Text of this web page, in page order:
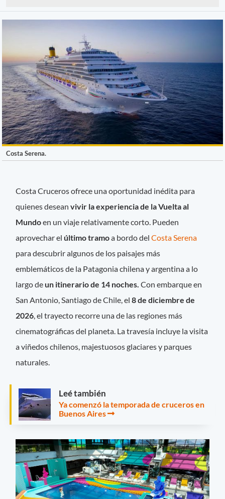
Costa Serena.
Costa Cruceros ofrece una oportunidad inédita para
quienes desean vivir la experiencia de la Vuelta al
Mundoen un viaje relativamente corto. Pueden
aprovechar el último tramoa bordo delCosta Serena
para descubrir algunos de los paisajes más
emblemáticos de la Patagonia chilena y argentina a lo
largo de un itinerario de 14 noches.Con embarque en
San Antonio, Santiago de Chile, el 8 de diciembre de
2026 , el trayecto recorre una de las regiones más
cinematográficas del planeta. La travesía incluye la visita
a viñedos chilenos, majestuosos glaciares y parques
naturales.
Leé también
Ya comenzó la temporada de cruceros en
Buenos Aires